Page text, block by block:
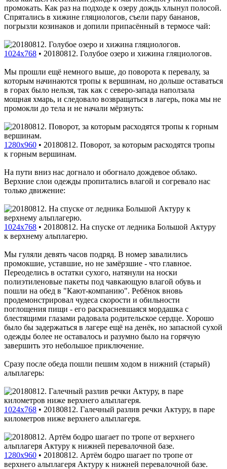
промокать. Как раз на подходе к озеру дождь хлынул полосой.
Спрятались в хижине гляциологов, съели пару бананов,
погрызли козинаков и допили припасённый в термосе чай:
1024x768 • 20180812. Голубое озеро и хижина гляциологов.
Мы прошли ещё немного выше, до поворота к перевалу, за
которым начинаются тропы к вершинам, но дольше оставаться
в горах было нельзя, так как с северо-запада наползала
мощная хмарь, и следовало возвращаться в лагерь, пока мы не
промокли до тела и не начали мёрзнуть:
1280x960 • 20180812. Поворот, за которым расходятся тропы
к горным вершинам.
На пути вниз нас догнало и обогнало дождевое облако.
Верхние слои одежды пропитались влагой и согревало нас
только движение:
1024x768 • 20180812. На спуске от ледника Большой Актуру
к верхнему альплагерю.
Мы гуляли девять часов подряд. В номер завалились
промокшие, уставшие, но не замёрзшие - что главное.
Переоделись в остатки сухого, натянули на носки
полиэтиленовые пакеты под чавкающую влагой обувь и
пошли на обед в "Кают-компанию". Ребёнок вновь
продемонстрировал чудеса скорости и обильности
поглощения пищи - его раскрасневшаяся мордашка с
блестящими глазами радовала родительское сердце. Хорошо
было бы задержаться в лагере ещё на денёк, но запасной сухой
одежды более не оставалось и разумно было на горячую
завершить это небольшое приключение.
Сразу после обеда пошли пешим ходом в нижний (старый)
альплагерь:
1024x768 • 20180812. Галечный разлив речки Актуру, в паре
километров ниже верхнего альплагеря.
1280x960 • 20180812. Артём бодро шагает по тропе от
верхнего альплагеря Актуру к нижней перевалочной базе.